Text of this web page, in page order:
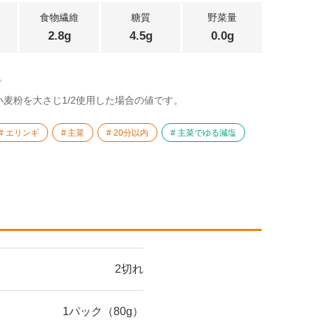
食物繊維
2.8g
糖質
4.5g
野菜量
0.0g
粉を大さじ1/2使用した場合の値です。
エリンギ 主菜 20分以内 主菜でゆる減塩
2切れ
1パック（80g）